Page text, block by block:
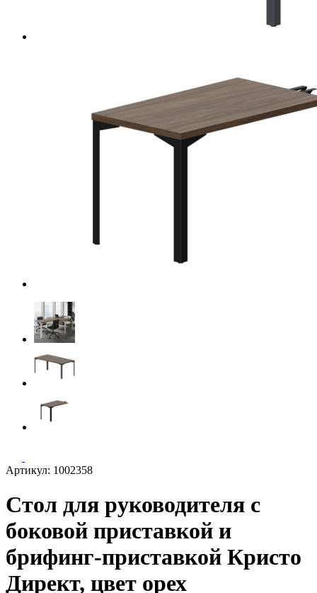
Артикул: 1002358
Стол для руководителя с
боковой приставкой и
брифинг-приставкой Кристо
Директ, цвет орех